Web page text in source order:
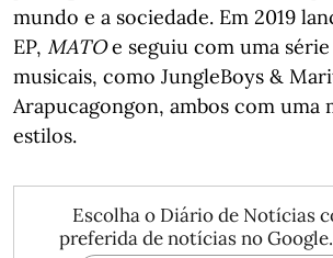
mundo e a sociedade. Em 2019
EP, MATOe seguiu com uma
musicais, como JungleBoys &
Arapucagongon, ambos com uma
estilos.
Escolha o Diário de Notícias
preferida de notícias no Google.